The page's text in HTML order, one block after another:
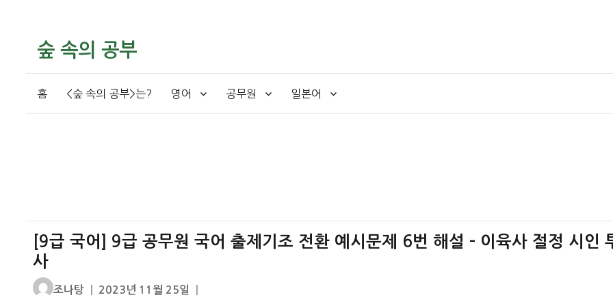
숲 속의 공부
홈 <숲 속의 공부>는? 영어 공무원 일본어
[9급 국어] 9급 공무원 국어 출제기조 전환 예시문제 6번 해설 – 이육사 절정 시인
사
글
조나탕
작
2023년 11월 25일